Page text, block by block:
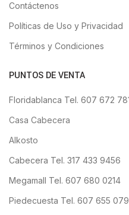
Contáctenos
Políticas de Uso y Privacidad
Términos y Condiciones
PUNTOS DE VENTA
Floridablanca Tel. 607 672
Casa Cabecera
Alkosto
Cabecera Tel. 317 433 9456
Megamall Tel. 607 680 0214
Piedecuesta Tel. 607 655